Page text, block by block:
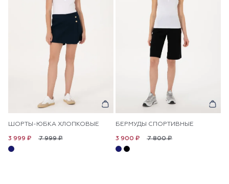
ШОРТЫ-ЮБКА ХЛОПКОВЫЕ
7 999 ₽
3 999 ₽
БЕРМУДЫ СПОРТИВНЫЕ
7 800 ₽
3 900 ₽